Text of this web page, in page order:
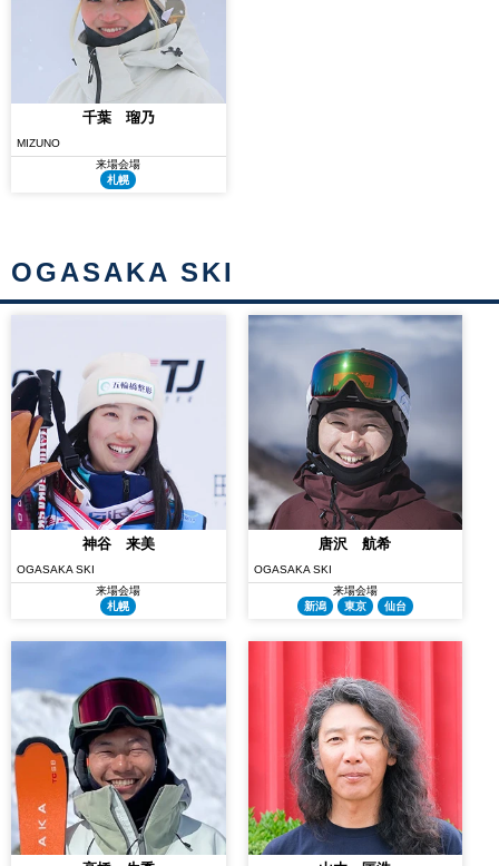
千葉 瑠乃
MIZUNO
来場会場
札幌
OGASAKA SKI
神谷 来美
OGASAKA SKI
来場会場
札幌
唐沢 航希
OGASAKA SKI
来場会場
新潟
東京 仙台